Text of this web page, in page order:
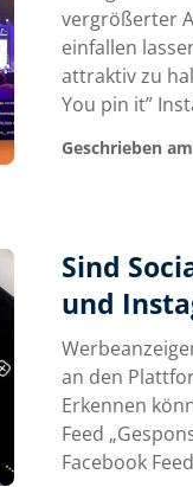
vergrößerter
einfallen
attraktiv zu
You pin it”
Geschrieben
Sind
und
an den
Erkennen
Feed
Facebook